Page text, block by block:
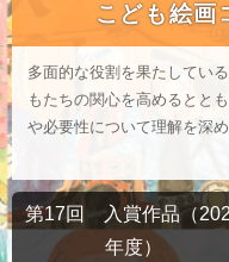
こども絵画
多面的な役割を果たしてい
もたちの関心を高めるとと
や必要性について理解を深
第17回 入賞作品（
年度）